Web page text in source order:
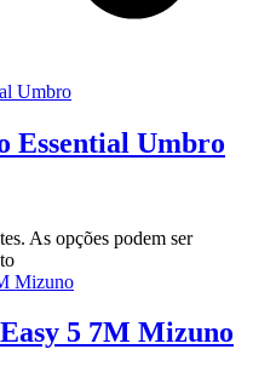
Essential Umbro
As opções podem ser
5 7M Mizuno